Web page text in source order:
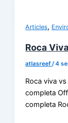
Articles,
Roca
atlasreef/4
Roca viva
completa
completa